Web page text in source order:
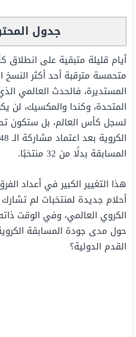
جدول
متحمسة مترقبة أحد أكثر النسخ
المستديرة، فالحدث العالمي
المتحدة، وكندا والمكسيك،
لسجل كأس العالم، بل ستكون
المسابقة بدلًا من 32 منتخبًا.
هذا التغيير الكبير في أعداد
أحلام جديدة لمنتخبات لم
الكروي العالمي، وفي الوقت
حول مدى جودة المسابقة
القدم الدولية؟